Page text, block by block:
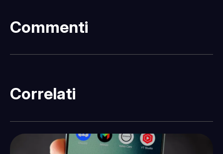
Commenti
Correlati